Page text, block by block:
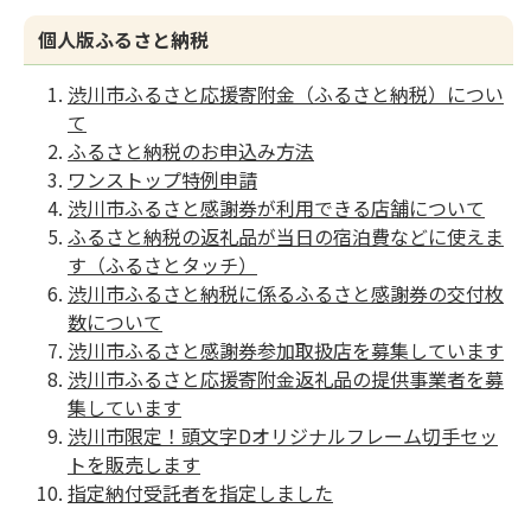
個人版ふるさと納税
渋川市ふるさと応援寄附金（ふるさと納税）につい
て
ふるさと納税のお申込み方法
ワンストップ特例申請
渋川市ふるさと感謝券が利用できる店舗について
ふるさと納税の返礼品が当日の宿泊費などに使えま
す（ふるさとタッチ）
渋川市ふるさと納税に係るふるさと感謝券の交付枚
数について
渋川市ふるさと感謝券参加取扱店を募集しています
渋川市ふるさと応援寄附金返礼品の提供事業者を募
集しています
渋川市限定！頭文字Dオリジナルフレーム切手セッ
トを販売します
指定納付受託者を指定しました